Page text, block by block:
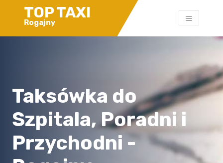
TOP TAXI
Rogajny
Taksówka do
Szpitala, Poradni i
Przychodni -